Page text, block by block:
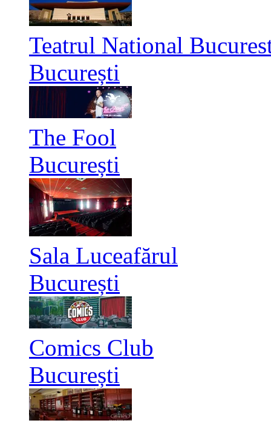
Teatrul National
București
The Fool
București
Sala Luceafărul
București
Comics Club
București